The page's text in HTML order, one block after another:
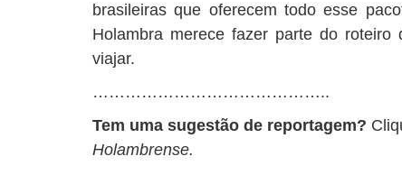
brasileiras que oferecem todo esse
Holambra merece fazer parte do
viajar.
……………………………………..
Tem uma sugestão de reportagem?
Holambrense.